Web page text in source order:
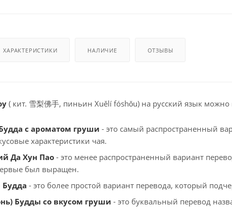
ХАРАКТЕРИСТИКИ НАЛИЧИЕ ОТЗЫВЫ
( кит. 雪梨佛手, пиньин Xuělí fóshǒu) на русский язык можно
с ароматом груши - это самый распространенный
характеристики чая.
Да Хун Пао - это менее распространенный вариант
был выращен.
- это более простой вариант перевода, который
Будды со вкусом груши - это буквальный перевод